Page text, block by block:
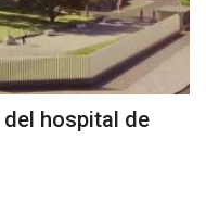
hospital de